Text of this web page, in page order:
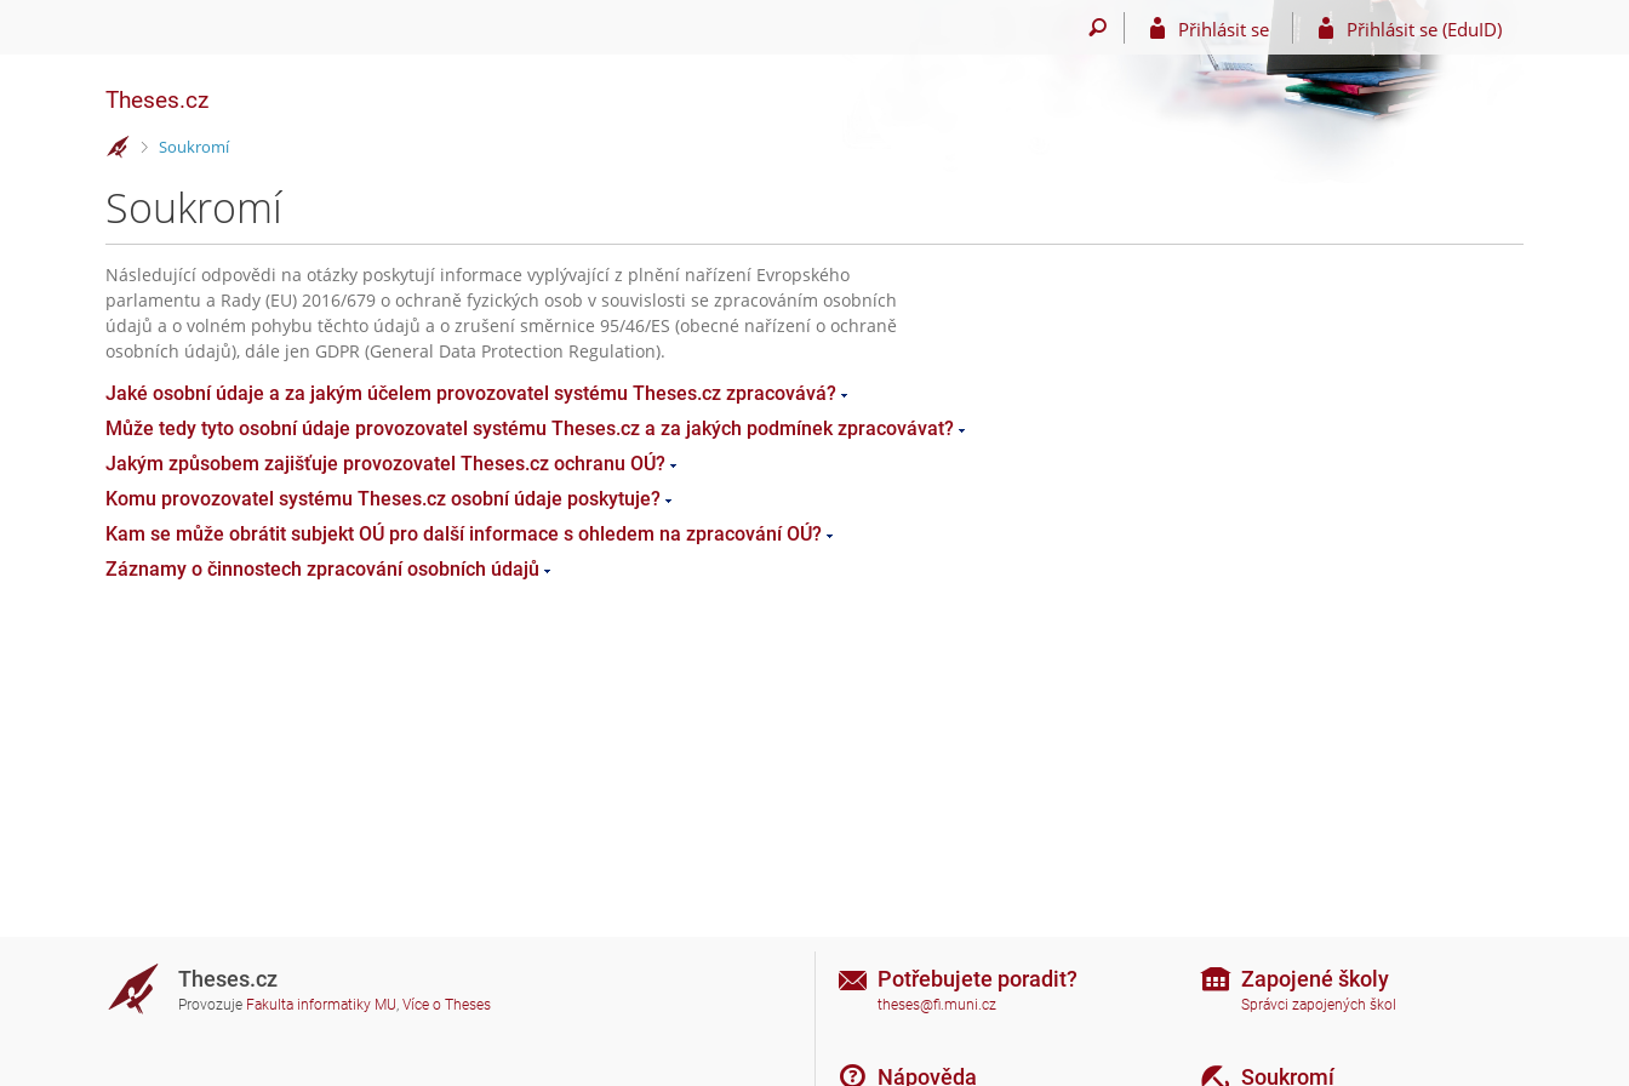
Přihlásit se Přihlásit se (EduID)
Theses.cz
>
Soukromí
Soukromí
Následující odpovědi na otázky poskytují informace vyplývající z plnění nařízení Evropského
parlamentu a Rady (EU) 2016/679 o ochraně fyzických osob v souvislosti se zpracováním osobních
údajů a o volném pohybu těchto údajů a o zrušení směrnice 95/46/ES (obecné nařízení o ochraně
osobních údajů), dále jen GDPR (General Data Protection Regulation).
Jaké osobní údaje a za jakým účelem provozovatel systému Theses.cz zpracovává?
Může tedy tyto osobní údaje provozovatel systému Theses.cz a za jakých podmínek zpracovávat?
Jakým způsobem zajišťuje provozovatel Theses.cz ochranu OÚ?
Komu provozovatel systému Theses.cz osobní údaje poskytuje?
Kam se může obrátit subjekt OÚ pro další informace s ohledem na zpracování OÚ?
Záznamy o činnostech zpracování osobních údajů
Theses.cz
Provozuje Fakulta informatiky MU, Více o Theses
Potřebujete poradit?
theses@fi.muni.cz
Nápověda
Zapojené školy
Správci zapojených škol
Soukromí